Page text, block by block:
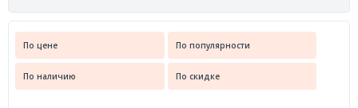
Цена
Вес
По цене По популярности
По наличию По скидке